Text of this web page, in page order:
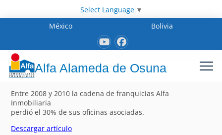
Select Language ▼
México
Bolivia
Alfa Alameda de Osuna
Entre 2008 y 2010 la cadena de franquicias Alfa
Inmobiliaria
perdió el 30% de sus oficinas asociadas.
Descargar artículo